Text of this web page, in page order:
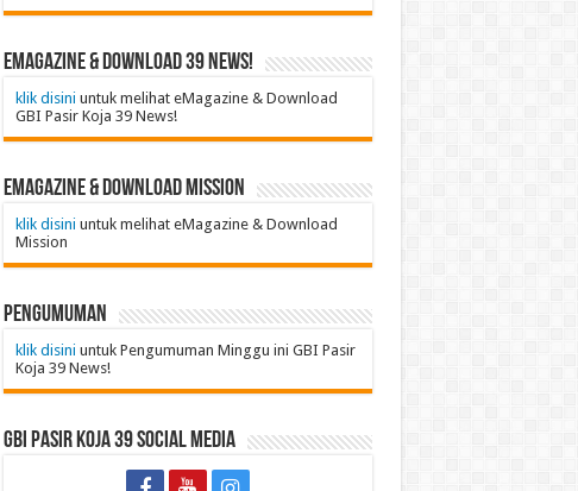
emagazine & Download 39 News!
klik disini untuk melihat eMagazine & Download
GBI Pasir Koja 39 News!
emagazine & Download Mission
klik disini untuk melihat eMagazine & Download
Mission
Pengumuman
klik disini untuk Pengumuman Minggu ini GBI Pasir
Koja 39 News!
GBI Pasir Koja 39 Social Media